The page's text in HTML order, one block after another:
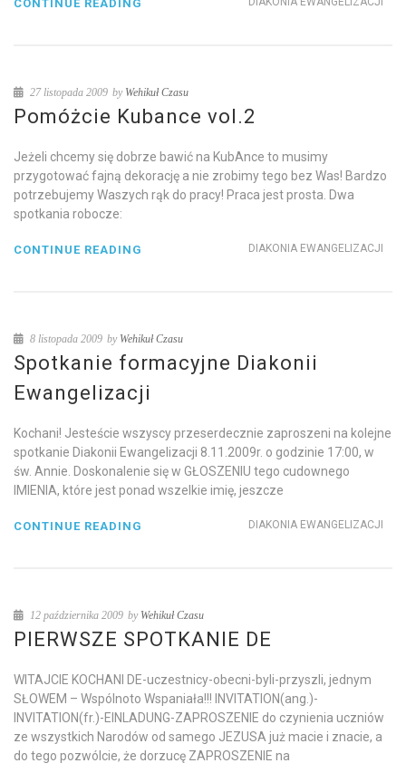
CONTINUE READING
27 listopada 2009 by Wehikuł Czasu
Pomóżcie Kubance vol.2
Jeżeli chcemy się dobrze bawić na KubAnce to musimy
przygotować fajną dekorację a nie zrobimy tego bez Was! Bardzo
potrzebujemy Waszych rąk do pracy! Praca jest prosta. Dwa
spotkania robocze:
DIAKONIA EWANGELIZACJI
CONTINUE READING
8 listopada 2009 by Wehikuł Czasu
Spotkanie formacyjne Diakonii
Ewangelizacji
Kochani! Jesteście wszyscy przeserdecznie zaproszeni na kolejne
spotkanie Diakonii Ewangelizacji 8.11.2009r. o godzinie 17:00, w
św. Annie. Doskonalenie się w GŁOSZENIU tego cudownego
IMIENIA, które jest ponad wszelkie imię, jeszcze
DIAKONIA EWANGELIZACJI
CONTINUE READING
12 października 2009 by Wehikuł Czasu
PIERWSZE SPOTKANIE DE
WITAJCIE KOCHANI DE-uczestnicy-obecni-byli-przyszli, jednym
SŁOWEM – Wspólnoto Wspaniała!!! INVITATION(ang.)-
INVITATION(fr.)-EINLADUNG-ZAPROSZENIE do czynienia uczniów
ze wszystkich Narodów od samego JEZUSA już macie i znacie, a
do tego pozwólcie, że dorzucę ZAPROSZENIE na